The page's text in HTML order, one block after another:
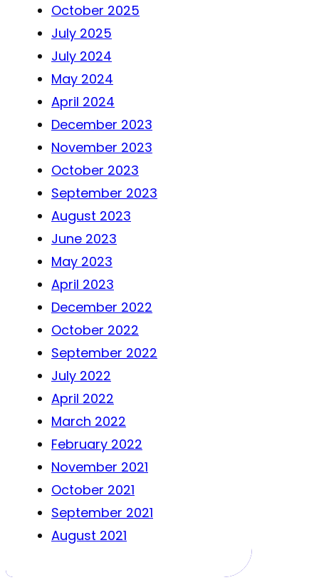
October 2025
July 2025
July 2024
May 2024
April 2024
December 2023
November 2023
October 2023
September 2023
August 2023
June 2023
May 2023
April 2023
December 2022
October 2022
September 2022
July 2022
April 2022
March 2022
February 2022
November 2021
October 2021
September 2021
August 2021